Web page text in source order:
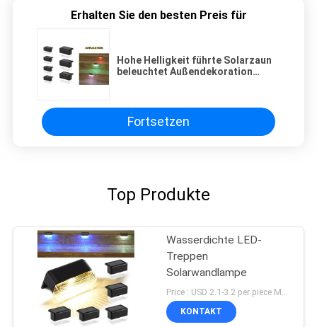
Erhalten Sie den besten Preis für
Hohe Helligkeit führte Solarzaun
beleuchtet Außendekoration
Fortsetzen
Top Produkte
Wasserdichte LED-
Treppen
Solarwandlampe
KONTAKT